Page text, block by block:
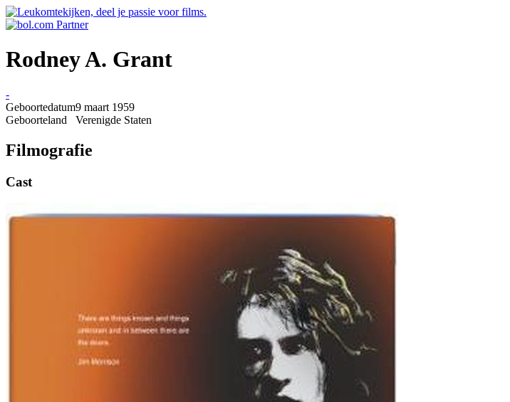
Rodney A. Grant
-
Geboortedatum9 maart 1959
Geboorteland
Verenigde Staten
Filmografie
Cast